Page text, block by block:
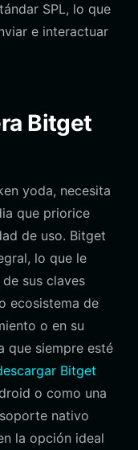
SPL, lo que
e interactuar
Bitget
yoda, necesita
que priorice
de uso. Bitget
lo que le
sus claves
ecosistema de
o en su
que siempre esté
Bitget
o como una
nativo
la opción ideal